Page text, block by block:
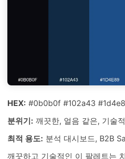
HEX: #0b0b0f #102a43
분위기: 깨끗한, 얼음 같은, 기술
최적 용도: 분석 대시보드, B2B
깨끗하고 기술적인 이 팔레트는